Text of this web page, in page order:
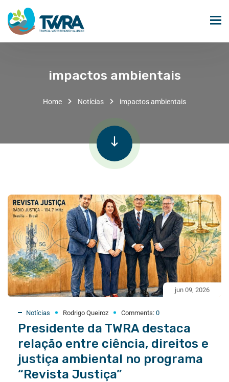
impactos ambientais
Home Notícias impactos ambientais
jun 09, 2026
Notícias Rodrigo Queiroz Comments: 0
Presidente da TWRA destaca
relação entre ciência, direitos e
justiça ambiental no programa
“Revista Justiça”